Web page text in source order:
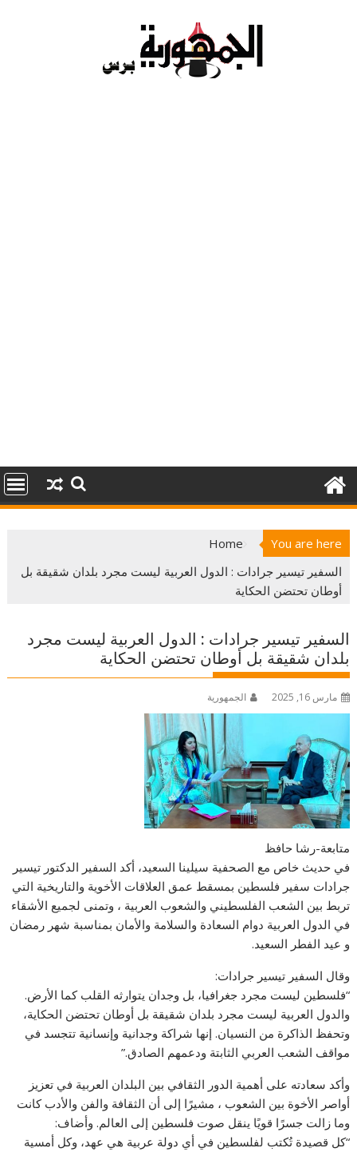
You are here
Home
السفير تيسير جرادات : الدول العربية ليست مجرد بلدان شقيقة بل
أوطان تحتضن الحكاية
السفير تيسير جرادات : الدول العربية ليست مجرد
بلدان شقيقة بل أوطان تحتضن الحكاية
مارس 16, 2025 الجمهورية
متابعة-رشا حافظ
في حديث خاص مع الصحفية سيلينا السعيد، أكد السفير الدكتور تيسير
جرادات سفير فلسطين بمسقط عمق العلاقات الأخوية والتاريخية التي
تربط بين الشعب الفلسطيني والشعوب العربية ، وتمنى لجميع الأشقاء
في الدول العربية دوام السعادة والسلامة والأمان بمناسبة شهر رمضان
و عيد الفطر السعيد.
وقال السفير تيسير جرادات:
“فلسطين ليست مجرد جغرافيا، بل وجدان يتوارثه القلب كما الأرض.
والدول العربية ليست مجرد بلدان شقيقة بل أوطان تحتضن الحكاية،
وتحفظ الذاكرة من النسيان. إنها شراكة وجدانية وإنسانية تتجسد في
مواقف الشعب العربي الثابتة ودعمهم الصادق.”
وأكد سعادته على أهمية الدور الثقافي بين البلدان العربية في تعزيز
أواصر الأخوة بين الشعوب ، مشيرًا إلى أن الثقافة والفن والأدب كانت
وما زالت جسرًا قويًا ينقل صوت فلسطين إلى العالم. وأضاف:
“كل قصيدة تُكتب لفلسطين في أي دولة عربية هي عهد، وكل أمسية